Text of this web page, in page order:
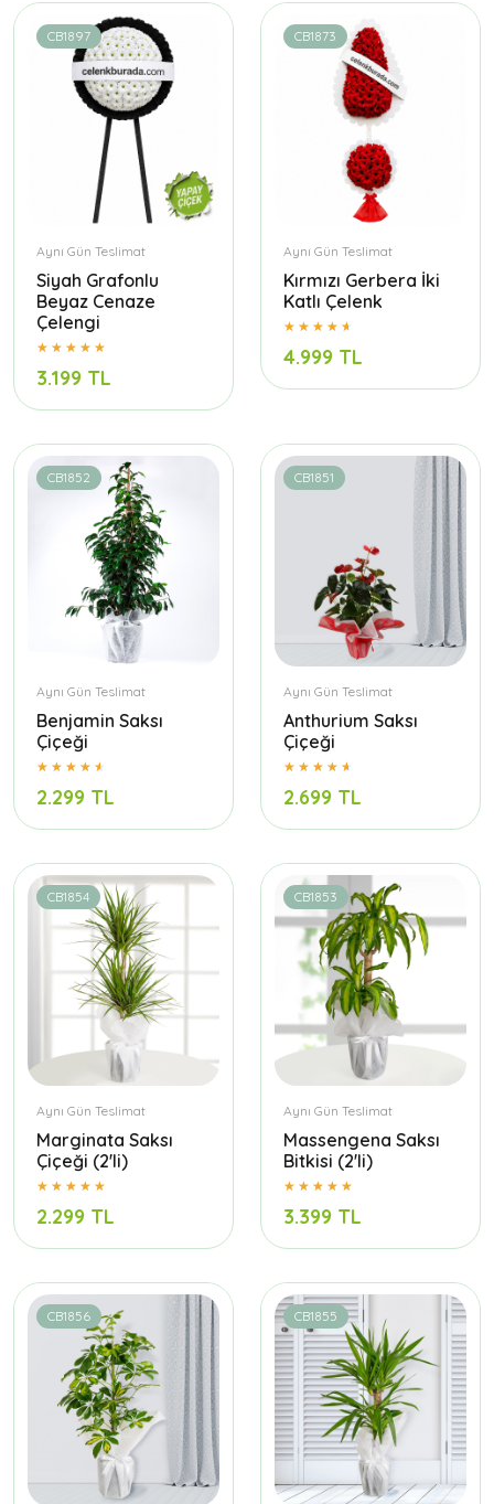
CB1897
Aynı Gün Teslimat
Siyah Grafonlu
Beyaz Cenaze
Çelengi
3.199 TL
CB1873
Aynı Gün Teslimat
Kırmızı Gerbera İki
Katlı Çelenk
4.999 TL
CB1852
Aynı Gün Teslimat
Benjamin Saksı
Çiçeği
2.299 TL
CB1851
Aynı Gün Teslimat
Anthurium Saksı
Çiçeği
2.699 TL
CB1854
Aynı Gün Teslimat
Marginata Saksı
Çiçeği (2'li)
2.299 TL
CB1853
Aynı Gün Teslimat
Massengena Saksı
Bitkisi (2'li)
3.399 TL
CB1856 CB1855